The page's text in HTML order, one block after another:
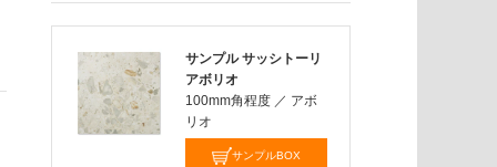
サンプル サッシトーリ
アボリオ
100mm角程度 ／ アボ
リオ
サンプルBOX